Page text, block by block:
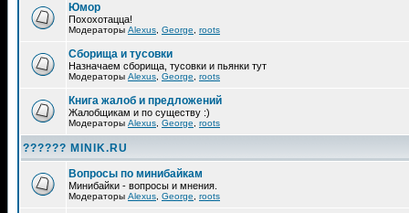
Юмор
Похохотацца!
Модераторы Alexus George roots
Сборища и тусовки
Назначаем сборища, тусовки и пьянки тут
Модераторы Alexus George roots
Книга жалоб и предложений
Жалобщикам и по существу :)
Модераторы Alexus George roots
?????? MINIK.RU
Вопросы по минибайкам
Минибайки - вопросы и мнения.
Модераторы Alexus George roots